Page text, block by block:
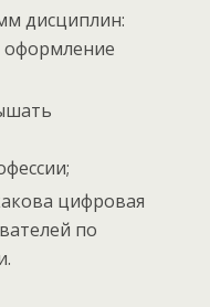
дисциплин:
оформление
цифровая
по